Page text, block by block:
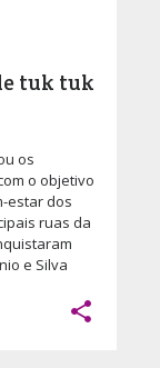
tuk tuk
os
o objetivo
estar dos
ruas da
e Silva
